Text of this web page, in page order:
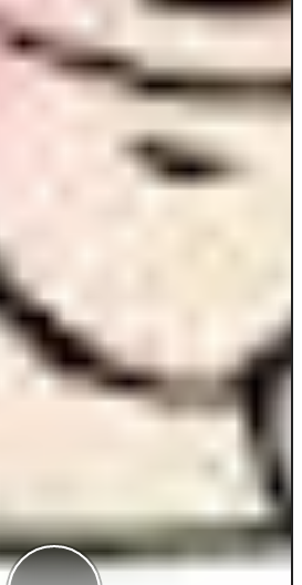
{{correctCount}}/{{questions.length}}
{{quiz.score}}
Ditt resultat är sparat.